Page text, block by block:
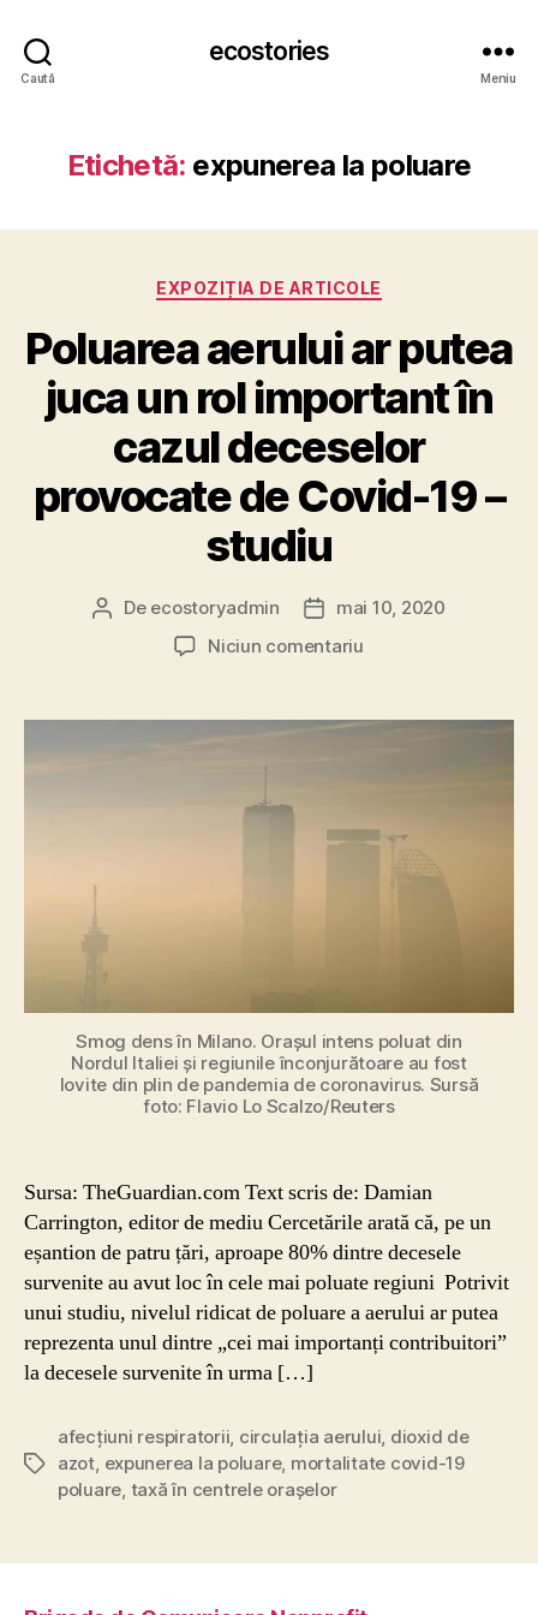
Caută
ecostories
Meniu
Etichetă: expunerea la poluare
Categorii
EXPOZIȚIA DE ARTICOLE
Poluarea aerului ar putea
juca un rol important în
cazul deceselor
provocate de Covid-19 –
studiu
Autor
De ecostoryadmin
Dată
articol
mai 10, 2020
Niciun comentariula
ar
rol
important
Covid-
19
–
studiu
Smog dens în Milano. Orașul intens poluat din
Nordul Italiei și regiunile înconjurătoare au fost
lovite din plin de pandemia de coronavirus. Sursă
foto: Flavio Lo Scalzo/Reuters
Sursa: TheGuardian.com Text scris de: Damian
Carrington, editor de mediu Cercetările arată că, pe un
eșantion de patru țări, aproape 80% dintre decesele
survenite au avut loc în cele mai poluate regiuni Potrivit
unui studiu, nivelul ridicat de poluare a aerului ar putea
reprezenta unul dintre „cei mai importanți contribuitori”
la decesele survenite în urma […]
Etichete
afecțiuni respiratorii, circulația aerului, dioxid de
azot, expunerea la poluare, mortalitate covid-19
poluare, taxă în centrele orașelor